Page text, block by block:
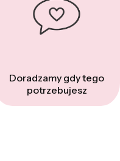
Doradzamy gdy tego
potrzebujesz